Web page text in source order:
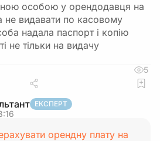
особою у орендодавця на
не видавати по касовому
надала паспорт і копію
не тільки на видачу
5
ЕКСПЕРТ
орендну плату на